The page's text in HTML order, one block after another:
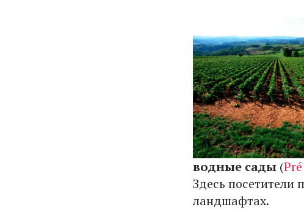
водные сады (
Здесь посетители
ландшафтах.